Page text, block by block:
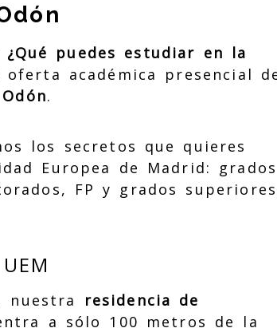
¿Qué puedes estudiar en la
oferta académica presencial
.
los secretos que quieres
Europea de Madrid: grados
FP y grados
nuestra
residencia de
a sólo 100 metros de la